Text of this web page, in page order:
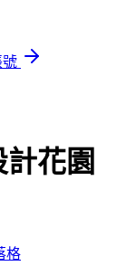
號
計花園
格